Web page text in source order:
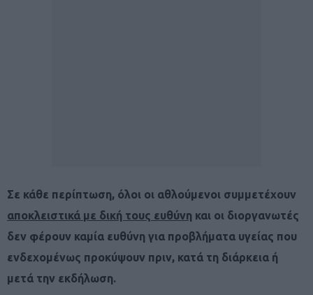
Σε κάθε περίπτωση, όλοι οι αθλούμενοι συμμετέχουν
αποκλειστικά με δική τους ευθύνη και οι διοργανωτές
δεν φέρουν καμία ευθύνη για προβλήματα υγείας που
ενδεχομένως προκύψουν πριν, κατά τη διάρκεια ή
μετά την εκδήλωση.